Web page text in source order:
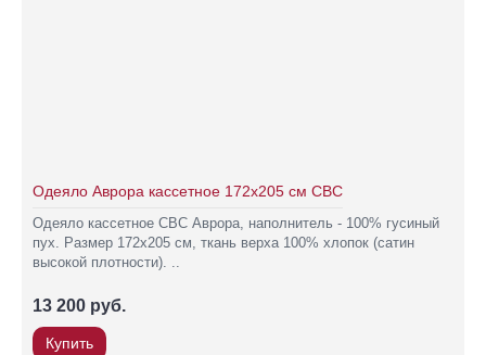
Одеяло Аврора кассетное 172х205 см СВС
Одеяло кассетное СВС Аврора, наполнитель - 100% гусиный
пух. Размер 172х205 см, ткань верха 100% хлопок (сатин
высокой плотности). ..
13 200 руб.
Купить